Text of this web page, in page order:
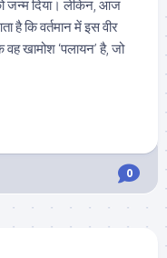
को जन्म दिया। लेकिन, आज
कि वर्तमान में इस वीर
वह खामोश ‘पलायन’ है, जो
0